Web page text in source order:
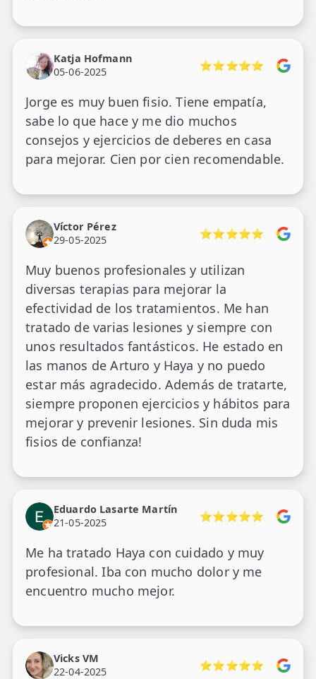
Katja Hofmann
05-06-2025
⭐⭐⭐⭐⭐
Jorge es muy buen fisio. Tiene empatía,
sabe lo que hace y me dio muchos
consejos y ejercicios de deberes en casa
para mejorar. Cien por cien recomendable.
Víctor Pérez
29-05-2025
⭐⭐⭐⭐⭐
Muy buenos profesionales y utilizan
diversas terapias para mejorar la
efectividad de los tratamientos. Me han
tratado de varias lesiones y siempre con
unos resultados fantásticos. He estado en
las manos de Arturo y Haya y no puedo
estar más agradecido. Además de tratarte,
siempre proponen ejercicios y hábitos para
mejorar y prevenir lesiones. Sin duda mis
fisios de confianza!
Eduardo Lasarte Martín
21-05-2025
⭐⭐⭐⭐⭐
Me ha tratado Haya con cuidado y muy
profesional. Iba con mucho dolor y me
encuentro mucho mejor.
Vicks VM
22-04-2025
⭐⭐⭐⭐⭐